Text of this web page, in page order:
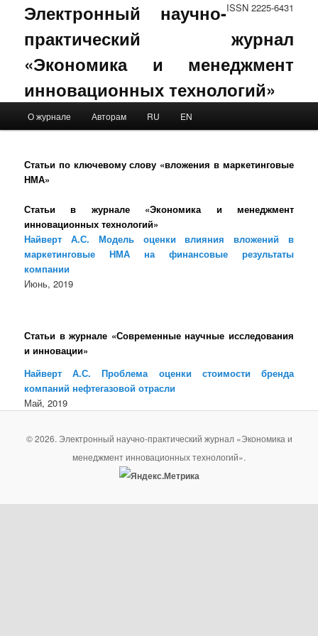
ISSN 2225-6431
Электронный научно-
практический журнал
«Экономика и менеджмент
инновационных технологий»
Skip to primary content
Skip to secondary content
О журнале Авторам RU EN
Статьи по ключевому слову «вложения в маркетинговые
НМА»
Статьи в журнале «Экономика и менеджмент
инновационных технологий»
Найверт А.С. Модель оценки влияния вложений в
маркетинговые НМА на финансовые результаты
компании
Июнь, 2019
Статьи в журнале «Современные научные исследования
и инновации»
Найверт А.С. Проблема оценки стоимости бренда
компаний нефтегазовой отрасли
Май, 2019
© 2026. Электронный научно-практический журнал «Экономика и
менеджмент инновационных технологий».